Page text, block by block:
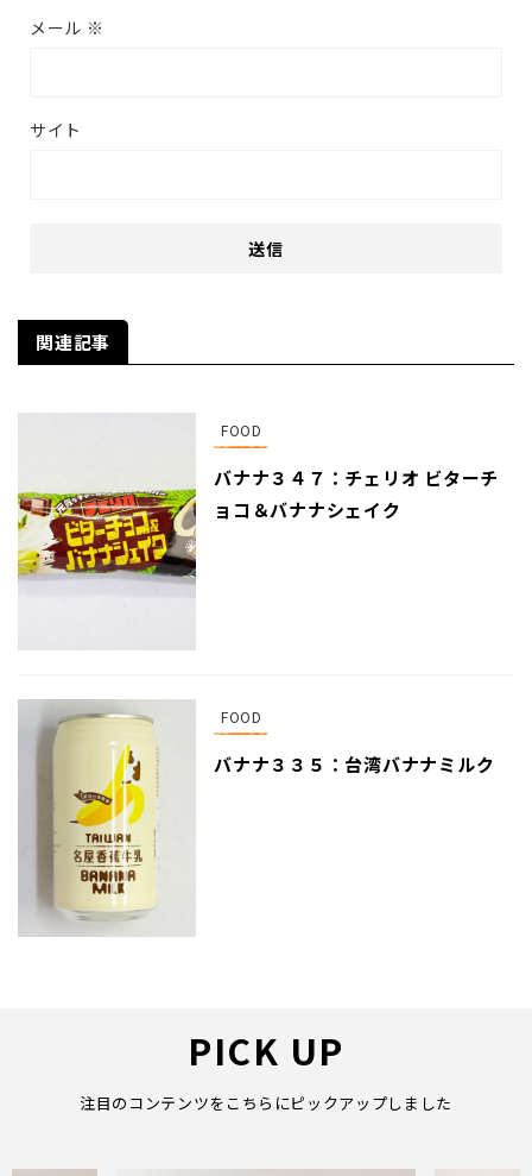
メール ※
サイト
関連記事
FOOD
バナナ３４７：チェリオ ビターチ
ョコ＆バナナシェイク
FOOD
バナナ３３５：台湾バナナミルク
PICK UP
注目のコンテンツをこちらにピックアップしました